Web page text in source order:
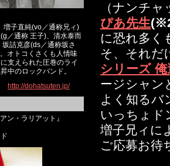
増子直純(vo／通称兄ィ)
／通称 王子)、清水泰而
詰克彦(ds／通称坂さ
オトコくさくも人情味
支えられた圧巻のライ
中のロックバンド。
http://dohatsuten.jp/
ン・ラリアット』
（ナンチャ
ぴあ先生
に恐れ多く
そ、それだ
シリーズ
ージシャン
よく知るバ
いっちょド
増子兄ィに
ご応募お待